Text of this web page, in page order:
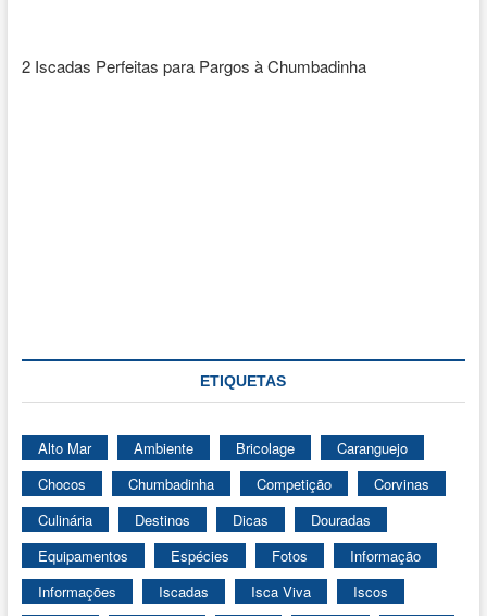
2 Iscadas Perfeitas para Pargos à Chumbadinha
ETIQUETAS
Alto Mar Ambiente Bricolage
Caranguejo
Chocos
Chumbadinha Competição
Corvinas
Culinária
Destinos Dicas
Douradas
Equipamentos
Espécies Fotos
Informação
Informações
Iscadas Isca Viva
Iscos